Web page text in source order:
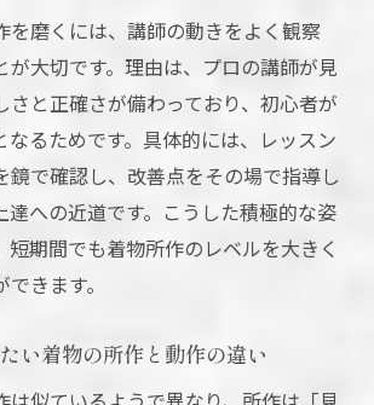
を磨くには、講師の動きをよく観察
が大切です。理由は、プロの講師が見
さと正確さが備わっており、初心者が
なるためです。具体的には、レッスン
鏡で確認し、改善点をその場で指導し
達への近道です。こうした積極的な姿
短期間でも着物所作のレベルを大きく
きます。
い着物の所作と動作の違い